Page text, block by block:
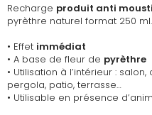
Recharge produit anti
pyrèthre naturel format 250 ml.
• Effet immédiat
• A base de fleur de pyrèthre
• Utilisation à l’intérieur :
pergola, patio, terrasse…
• Utilisable en présence